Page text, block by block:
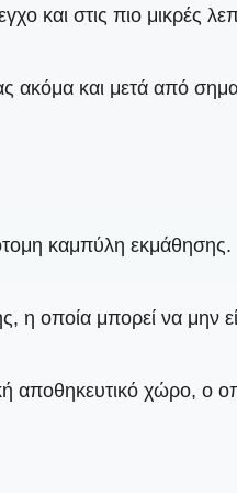
και στις πιο μικρές
ακόμα και μετά από
καμπύλη εκμάθησης.
η οποία μπορεί να μην
αποθηκευτικό χώρο, ο